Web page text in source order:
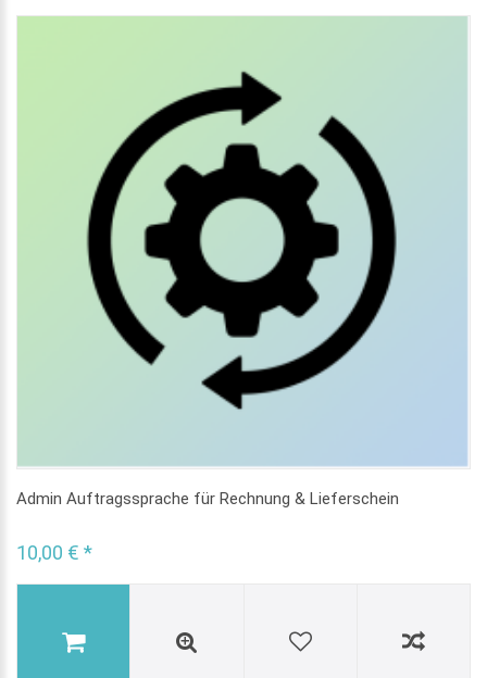
Admin Auftragssprache für Rechnung & Lieferschein
10,00 € *